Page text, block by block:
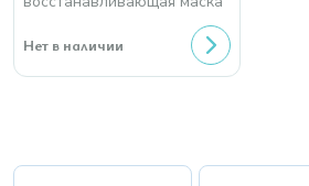
Нет в наличии